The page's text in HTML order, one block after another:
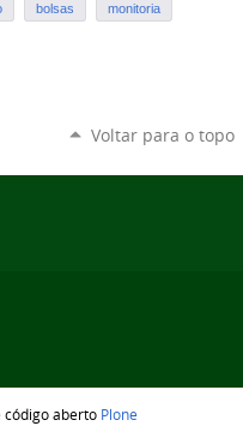
bolsas monitoria
Voltar para o topo
código aberto Plone